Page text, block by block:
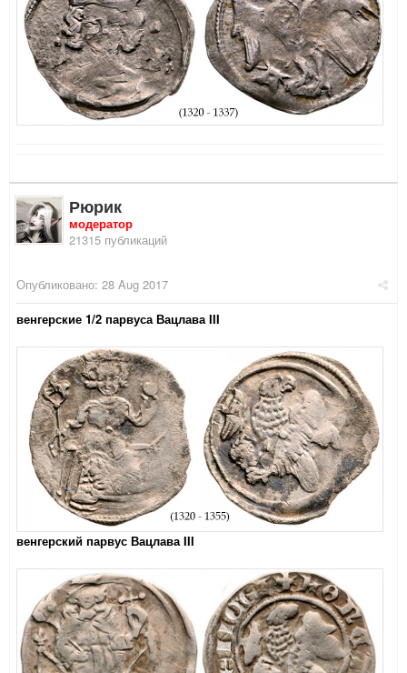
Рюрик
модератор
21315 публикаций
Опубликовано: 28 Aug 2017
венгерские 1/2 парвуса Вацлава III
венгерский парвус Вацлава III